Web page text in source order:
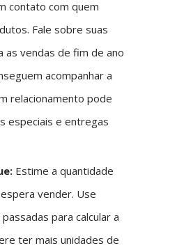
contato com quem
Fale sobre suas
as vendas de fim de ano
acompanhar a
relacionamento pode
especiais e entregas
Estime a quantidade
vender. Use
para calcular a
ter mais unidades de